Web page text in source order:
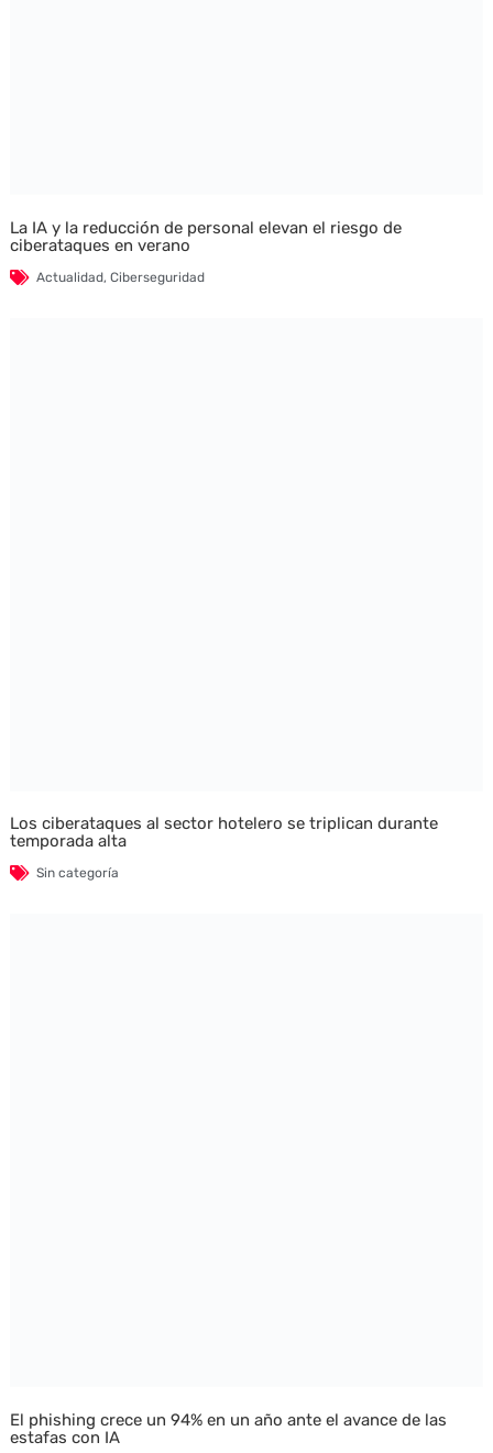
La IA y la reducción de personal elevan el riesgo de
ciberataques en verano
Actualidad, Ciberseguridad
Los ciberataques al sector hotelero se triplican durante
temporada alta
Sin categoría
El phishing crece un 94% en un año ante el avance de las
estafas con IA